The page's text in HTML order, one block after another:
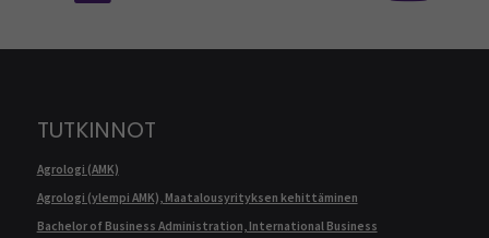
TUTKINNOT
Agrologi (AMK)
Agrologi (ylempi AMK), Maatalousyrityksen kehittäminen
Bachelor of Business Administration, International Business